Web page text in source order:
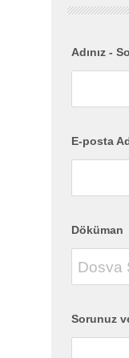
Adınız -
E-posta
Döküman
Sorunuz